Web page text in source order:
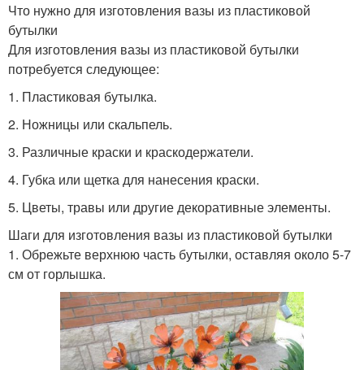
Что нужно для изготовления вазы из пластиковой
бутылки
Для изготовления вазы из пластиковой бутылки
потребуется следующее:
1. Пластиковая бутылка.
2. Ножницы или скальпель.
3. Различные краски и краскодержатели.
4. Губка или щетка для нанесения краски.
5. Цветы, травы или другие декоративные элементы.
Шаги для изготовления вазы из пластиковой бутылки
1. Обрежьте верхнюю часть бутылки, оставляя около 5-7
см от горлышка.